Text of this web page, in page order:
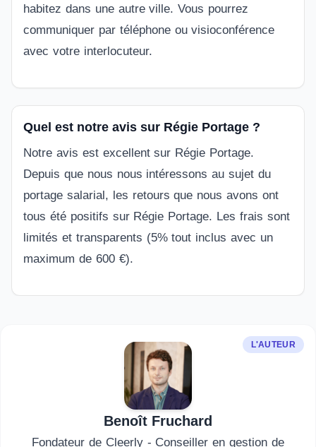
habitez dans une autre ville. Vous pourrez
communiquer par téléphone ou visioconférence
avec votre interlocuteur.
Quel est notre avis sur Régie Portage ?
Notre avis est excellent sur Régie Portage.
Depuis que nous nous intéressons au sujet du
portage salarial, les retours que nous avons ont
tous été positifs sur Régie Portage. Les frais sont
limités et transparents (5% tout inclus avec un
maximum de 600 €).
L'AUTEUR
Benoît Fruchard
Fondateur de Cleerly - Conseiller en gestion de